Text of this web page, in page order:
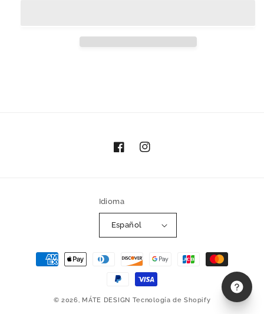
FacebookInstagram
Idioma
Español
Formas
© 2026, MÁTE DESIGN Tecnología de Shopify